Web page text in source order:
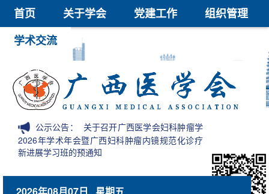
首页 关于学会 党建工作
组织管理
学术交流
继续教育
医学科技奖
信息公开
公示公告： 关于召开广西医学会妇科肿瘤学
2026年学术年会暨广西妇科肿瘤内镜规范化诊疗
新进展学习班的预通知